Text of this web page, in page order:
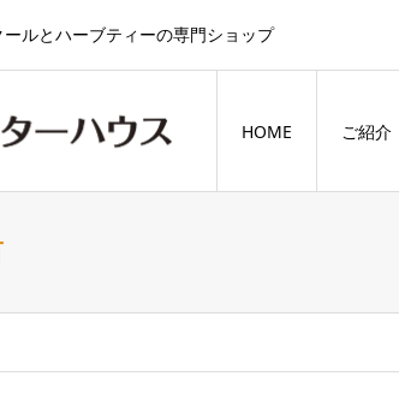
ルとハーブティーの専門ショップ
HOME ご紹介